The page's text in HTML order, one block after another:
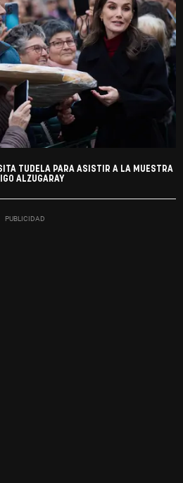
TUDELA PARA ASISTIR A LA MUESTRA
ALZUGARAY